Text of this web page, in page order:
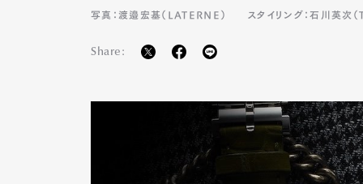
写真：渡邉宏基（LATERNE） スタイリング：石川英
Share: